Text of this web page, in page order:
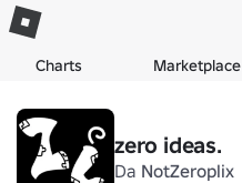
Charts Marketplace
zero ideas.
Da NotZeroplix